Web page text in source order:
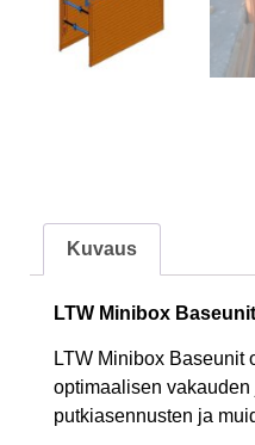
Kuvaus
LTW Minibox
LTW Minibox
optimaalisen
putkiasennusten ja